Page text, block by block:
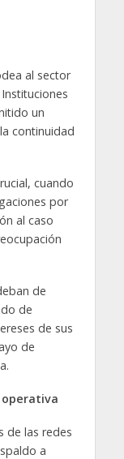
al sector
un
continuidad
cuando
por
al caso
de
de
de sus
de
de las redes
a